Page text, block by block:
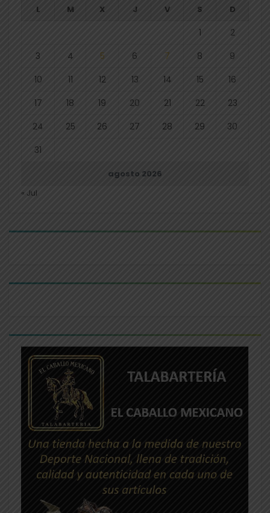
agosto 2026
L M X J V S D
1
2
3
4 5 6 7 8
9
10
11 12 13 14 15
16
17
18 19 20 21 22
23
24
25 26 27 28 29
30
31
« Jul